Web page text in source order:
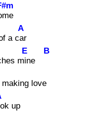
e
a car
A
min
E
e
B
making love
k up